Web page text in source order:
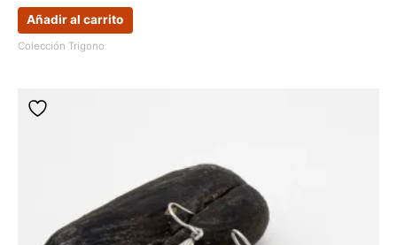
Añadir al carrito
Colección Trigono